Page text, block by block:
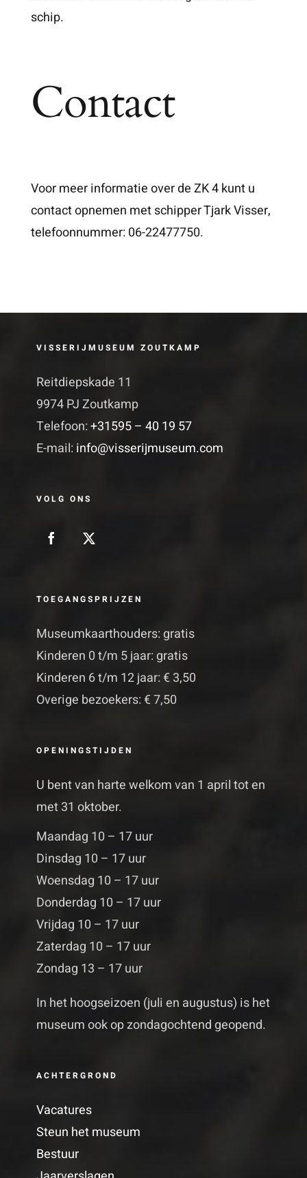
schip.
Contact
Voor meer informatie over de ZK 4 kunt u
contact opnemen met schipper Tjark Visser,
telefoonnummer: 06-22477750.
VISSERIJMUSEUM ZOUTKAMP
Reitdiepskade 11
9974 PJ Zoutkamp
Telefoon:+31595 – 40 19 57
E-mail: info@visserijmuseum.com
VOLG ONS
TOEGANGSPRIJZEN
Museumkaarthouders: gratis
Kinderen 0 t/m 5 jaar: gratis
Kinderen 6 t/m 12 jaar: € 3,50
Overige bezoekers: € 7,50
OPENINGSTIJDEN
U bent van harte welkom van 1 april tot en
met 31 oktober.
Maandag 10 – 17 uur
Dinsdag 10 – 17 uur
Woensdag 10 – 17 uur
Donderdag 10 – 17 uur
Vrijdag 10 – 17 uur
Zaterdag 10 – 17 uur
Zondag 13 – 17 uur
In het hoogseizoen (juli en augustus) is het
museum ook op zondagochtend geopend.
ACHTERGROND
Vacatures
Steun het museum
Bestuur